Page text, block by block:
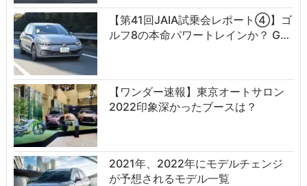
【第41回JAIA試乗会レポート④】ゴ
ルフ8の本命パワートレインか？ G…
【ワンダー速報】東京オートサロン
2022印象深かったブースは？
2021年、2022年にモデルチェンジ
が予想されるモデル一覧